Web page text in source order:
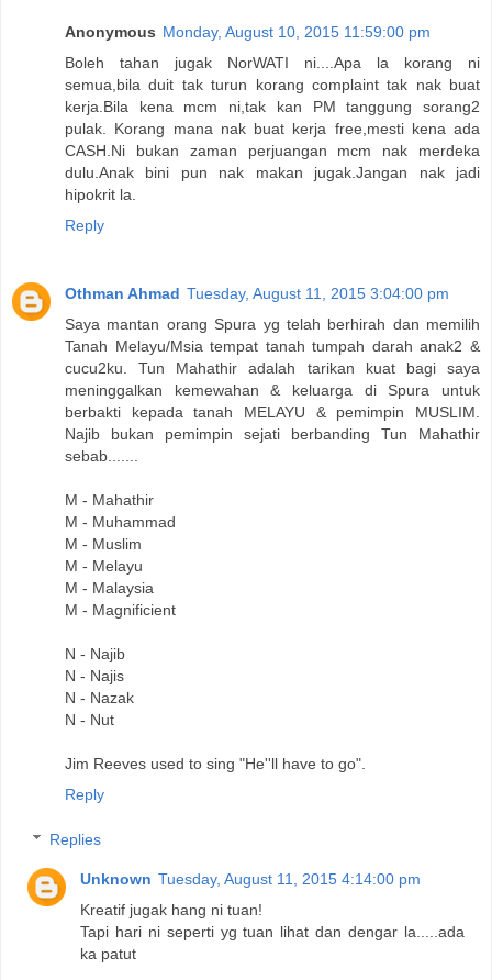
Anonymous Monday, August 10, 2015 11:59:00 pm
Boleh tahan jugak NorWATI ni....Apa la korang ni
semua,bila duit tak turun korang complaint tak nak buat
kerja.Bila kena mcm ni,tak kan PM tanggung sorang2
pulak. Korang mana nak buat kerja free,mesti kena ada
CASH.Ni bukan zaman perjuangan mcm nak merdeka
dulu.Anak bini pun nak makan jugak.Jangan nak jadi
hipokrit la.
Reply
Othman Ahmad Tuesday, August 11, 2015 3:04:00 pm
Saya mantan orang Spura yg telah berhirah dan memilih
Tanah Melayu/Msia tempat tanah tumpah darah anak2 &
cucu2ku. Tun Mahathir adalah tarikan kuat bagi saya
meninggalkan kemewahan & keluarga di Spura untuk
berbakti kepada tanah MELAYU & pemimpin MUSLIM.
Najib bukan pemimpin sejati berbanding Tun Mahathir
sebab.......
M - Mahathir
M - Muhammad
M - Muslim
M - Melayu
M - Malaysia
M - Magnificient
N - Najib
N - Najis
N - Nazak
N - Nut
Jim Reeves used to sing "He''ll have to go".
Reply
Replies
Unknown Tuesday, August 11, 2015 4:14:00 pm
Kreatif jugak hang ni tuan!
Tapi hari ni seperti yg tuan lihat dan dengar la.....ada
ka patut